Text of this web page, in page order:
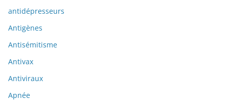
antidépresseurs
Antigènes
Antisémitisme
Antivax
Antiviraux
Apnée